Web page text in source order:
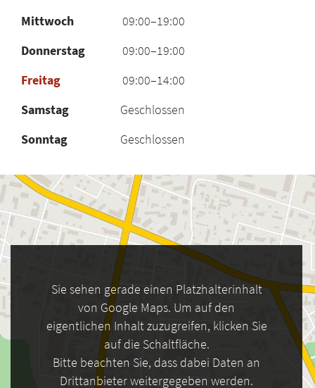
Mittwoch
09:00–19:00
Donnerstag
09:00–19:00
Freitag
09:00–14:00
Samstag
Geschlossen
Sonntag
Geschlossen
Sie sehen gerade einen Platzhalterinhalt
von Google Maps. Um auf den
eigentlichen Inhalt zuzugreifen, klicken Sie
auf die Schaltfläche.
Bitte beachten Sie, dass dabei Daten an
Drittanbieter weitergegeben werden.